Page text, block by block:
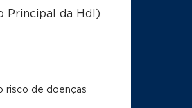
Principal da Hdl)
risco de doenças